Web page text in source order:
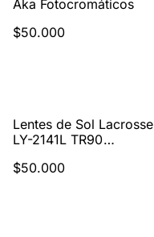
Aka Fotocromáticos
$50.000
Lentes de Sol Lacrosse
LY-2141L TR90
Traslúcido Carey
$50.000